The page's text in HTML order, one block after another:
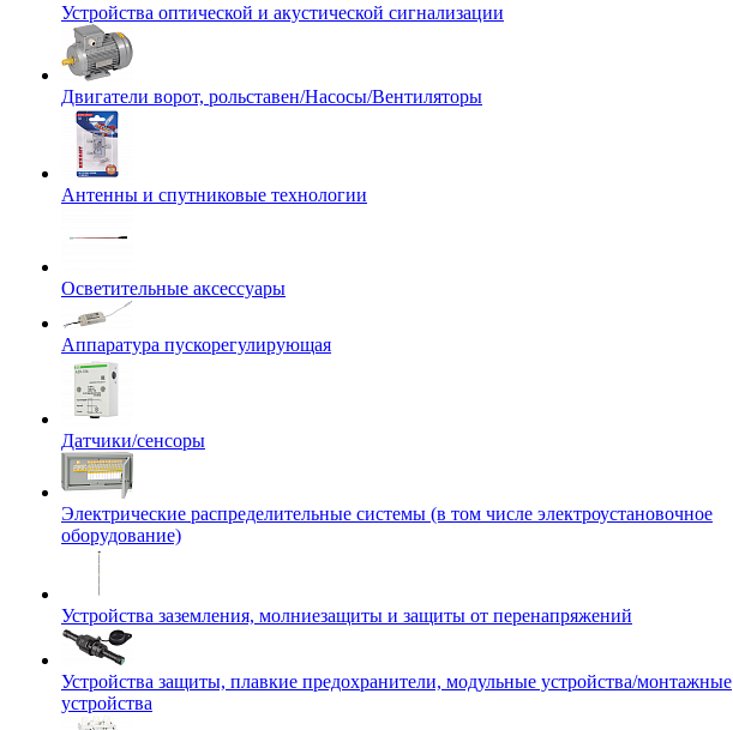
Устройства оптической и акустической сигнализации
Двигатели ворот, рольставен/Насосы/Вентиляторы
Антенны и спутниковые технологии
Осветительные аксессуары
Аппаратура пускорегулирующая
Датчики/сенсоры
Электрические распределительные системы (в том числе электроустановочное
оборудование)
Устройства заземления, молниезащиты и защиты от перенапряжений
Устройства защиты, плавкие предохранители, модульные устройства/монтажные
устройства